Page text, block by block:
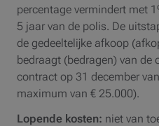
percentage vermindert met
5 jaar van de polis. De
de gedeeltelijke afkoop
bedraagt (bedragen) van de
contract op 31 december
maximum van € 25.000).
Lopende kosten: niet van